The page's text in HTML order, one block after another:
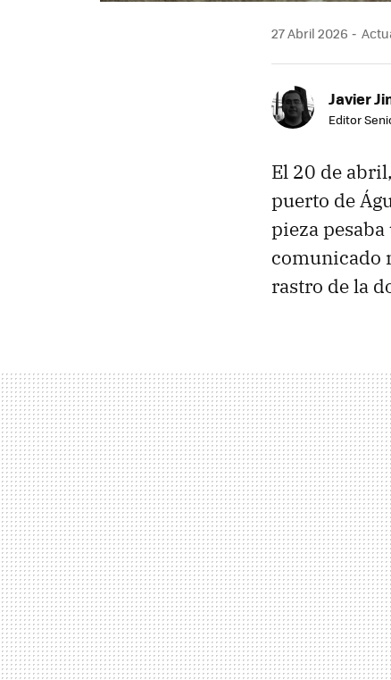
27 Abril 2026
Javier
Editor
El 20 de
puerto de
pieza
comunicado
rastro de la